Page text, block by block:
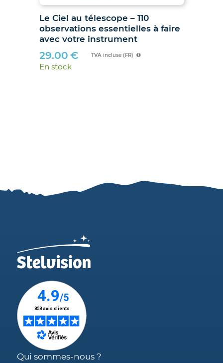
Le Ciel au télescope – 110
observations essentielles à faire
avec votre instrument
29.00 € TVA incluse (FR)
En stock
Qui sommes-nous ?